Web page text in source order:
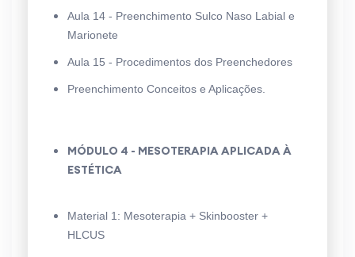
Aula 14 - Preenchimento Sulco Naso Labial e
Marionete
Aula 15 - Procedimentos dos Preenchedores
Preenchimento Conceitos e Aplicações.
MÓDULO 4 - MESOTERAPIA APLICADA À
ESTÉTICA
Material 1: Mesoterapia + Skinbooster +
HLCUS